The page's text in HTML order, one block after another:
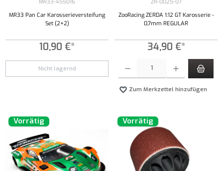
MR33-455016
MR33 Pan Car Karosserieversteifung
Set (2+2)
10,90 €*
Nicht lagernd
ZR-0025-07
ZooRacing ZERDA 1:12 GT Karosserie -
0,7mm REGULAR
34,90 €*
Zum Merkzettel hinzufügen
Vorrätig Vorrätig